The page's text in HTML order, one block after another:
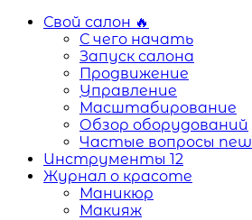
Свой салон 🔥
С чего начать
Запуск салона
Продвижение
Управление
Масштабирование
Обзор оборудований
Частые вопросы new
Инструменты 12
Журнал о красоте
Маникюр
Макияж